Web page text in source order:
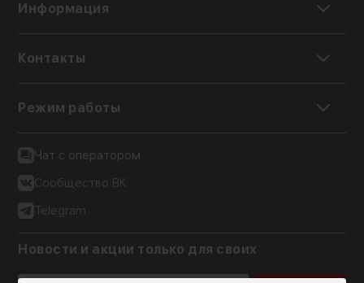
Информация
Контакты
Режим работы
Чат с оператором
Сообщество ВК
Telegram
Новости и акции только для своих